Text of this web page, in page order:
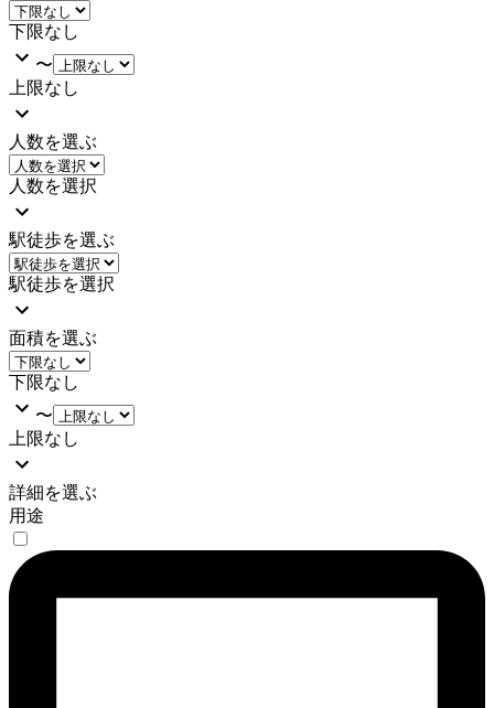
下限なし
〜
上限なし
人数を選ぶ
人数を選択
駅徒歩を選ぶ
駅徒歩を選択
面積を選ぶ
下限なし
〜
上限なし
詳細を選ぶ
用途